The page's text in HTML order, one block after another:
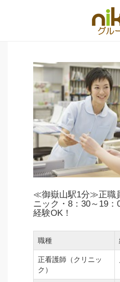
≪御嶽山駅1分≫正職
ニック・8：30～19
経験OK！
職種
正看護師（クリニッ
ク）